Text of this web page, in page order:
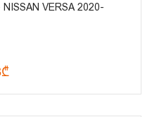
VERSA 2020-